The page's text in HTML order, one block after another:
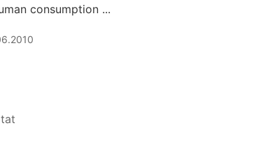
consumption ...